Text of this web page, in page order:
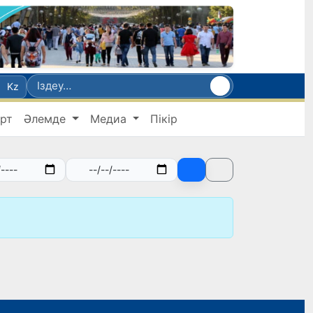
Kz
Әлемде Медиа Пікір